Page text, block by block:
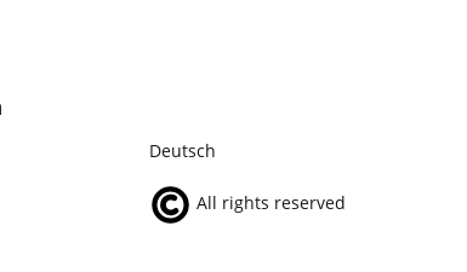
Deutsch
All rights reserved